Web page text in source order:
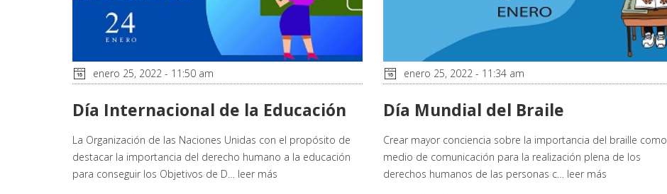
enero 25, 2022 - 11:50 am
Día Internacional de la Educación
La Organización de las Naciones Unidas con el propósito de
destacar la importancia del derecho humano a la educación
para conseguir los Objetivos de D… leer más
enero 25, 2022 - 11:34 am
Día Mundial del Braile
Crear mayor conciencia sobre la importancia del braille como
medio de comunicación para la realización plena de los
derechos humanos de las personas c… leer más